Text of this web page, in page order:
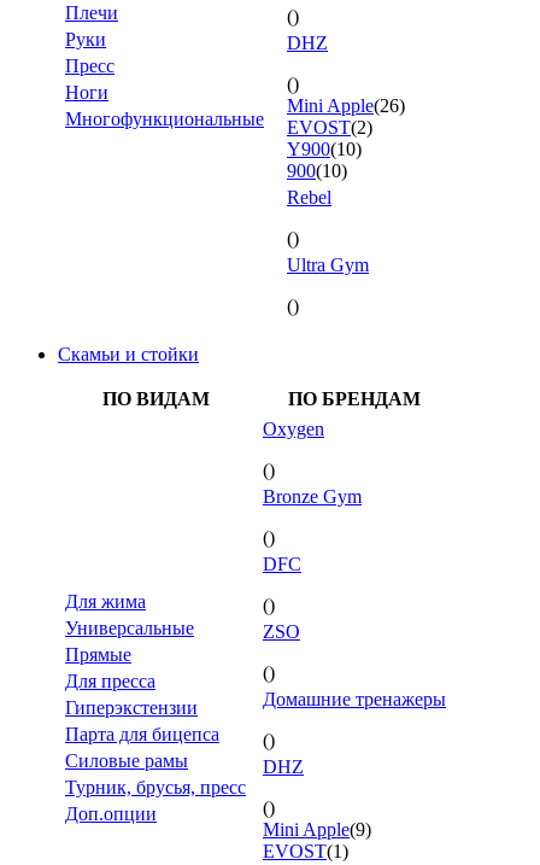
Плечи
Руки
Пресс
Ноги
Многофункциональные
()
DHZ
()
Mini Apple(26)
EVOST(2)
Y900(10)
900(10)
Rebel
()
Ultra Gym
()
Скамьи и стойки
ПО ВИДАМ ПО БРЕНДАМ
Для жима
Универсальные
Прямые
Для пресса
Гиперэкстензии
Парта для бицепса
Силовые рамы
Турник, брусья, пресс
Доп.опции
Oxygen
()
Bronze Gym
()
DFC
()
ZSO
()
Домашние тренажеры
()
DHZ
()
Mini Apple(9)
EVOST(1)